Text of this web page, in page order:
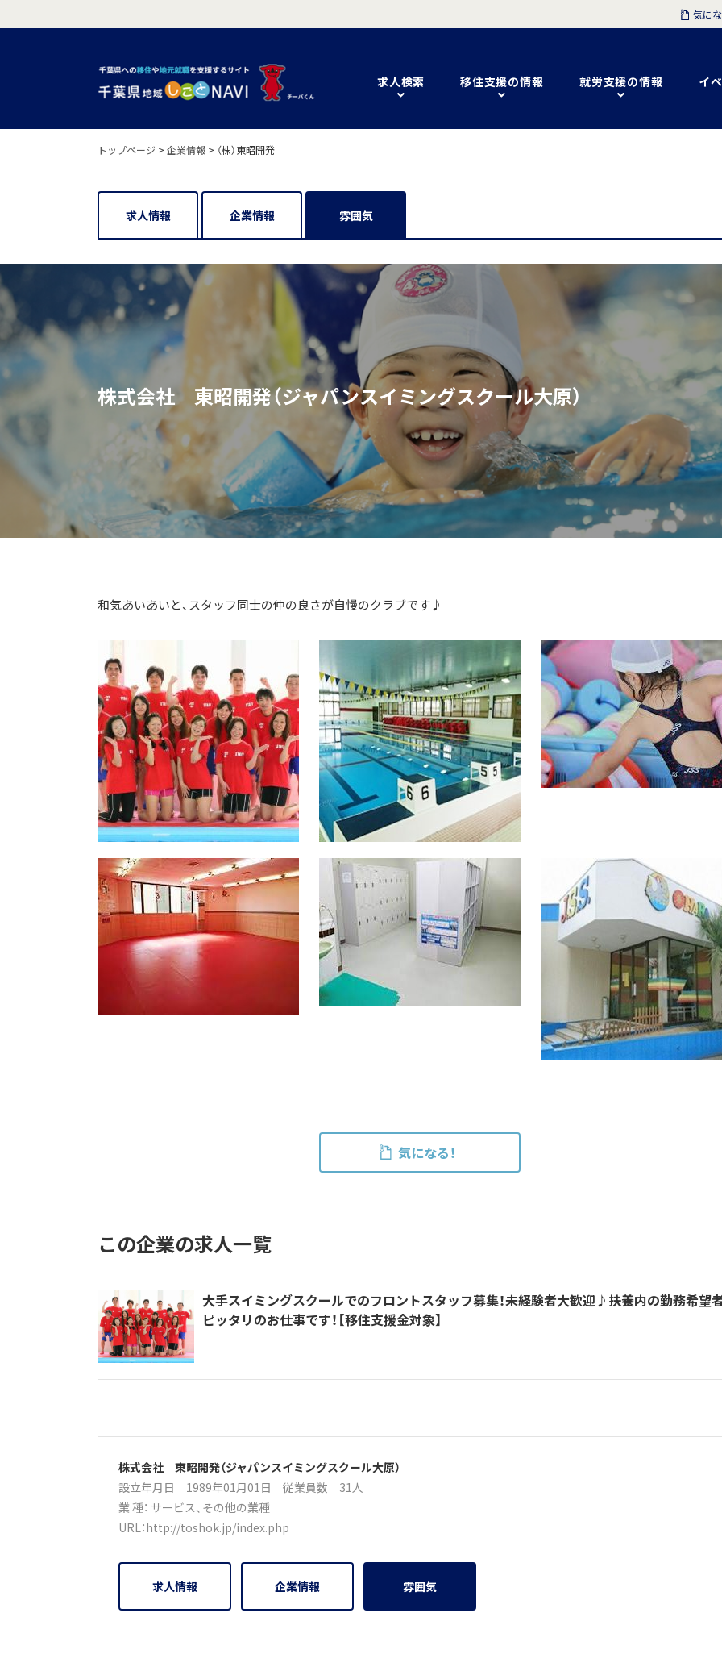
求人検索 移住支援の情報 就労支援の情報 イ
気に
トップページ > 企業情報 > （株）東昭開発
求人情報 企業情報 雰囲気
株式会社 東昭開発（ジャパンスイミングスクール大原）
和気あいあいと、スタッフ同士の仲の良さが自慢のクラブです♪
気になる！
この企業の求人一覧
大手スイミングスクールでのフロントスタッフ募集！未経験者大歓迎♪扶養内の勤務希望
ピッタリのお仕事です！【移住支援金対象】
株式会社 東昭開発（ジャパンスイミングスクール大原）
設立年月日 1989年01月01日 従業員数 31人
業 種： サービス、 その他の業種
URL：http://toshok.jp/index.php
求人情報 企業情報 雰囲気